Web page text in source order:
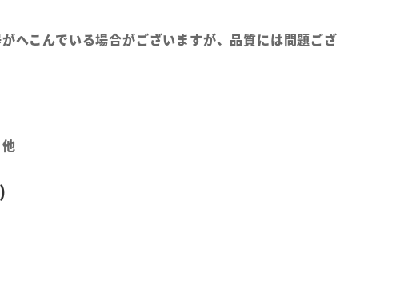
へこんでいる場合がございますが、品質には問題ござ